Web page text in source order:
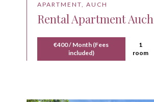
APARTMENT, AUCH
Rental Apartment Auch
€400 / Month (Fees
included)
1
room